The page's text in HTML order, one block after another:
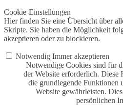
Cookie-Einstellungen
Hier finden Sie eine Übersicht über
Skripte. Sie haben die Möglichkeit
akzeptieren oder zu blockieren.
Notwendig Immer akzeptieren
Notwendige Cookies sind für
der Website erforderlich. Diese
die grundlegende Funktionen
Website gewährleisten.
persönlichen